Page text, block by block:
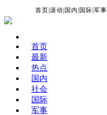
首页 |滚动 国内 国际 |军事
首页
最新
热点
国内
社会
国际
军事